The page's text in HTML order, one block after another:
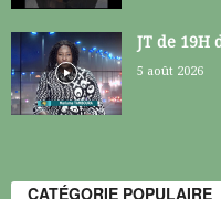
JT de 19H
5 août 2026
CATÉGORIE POPULAIRE